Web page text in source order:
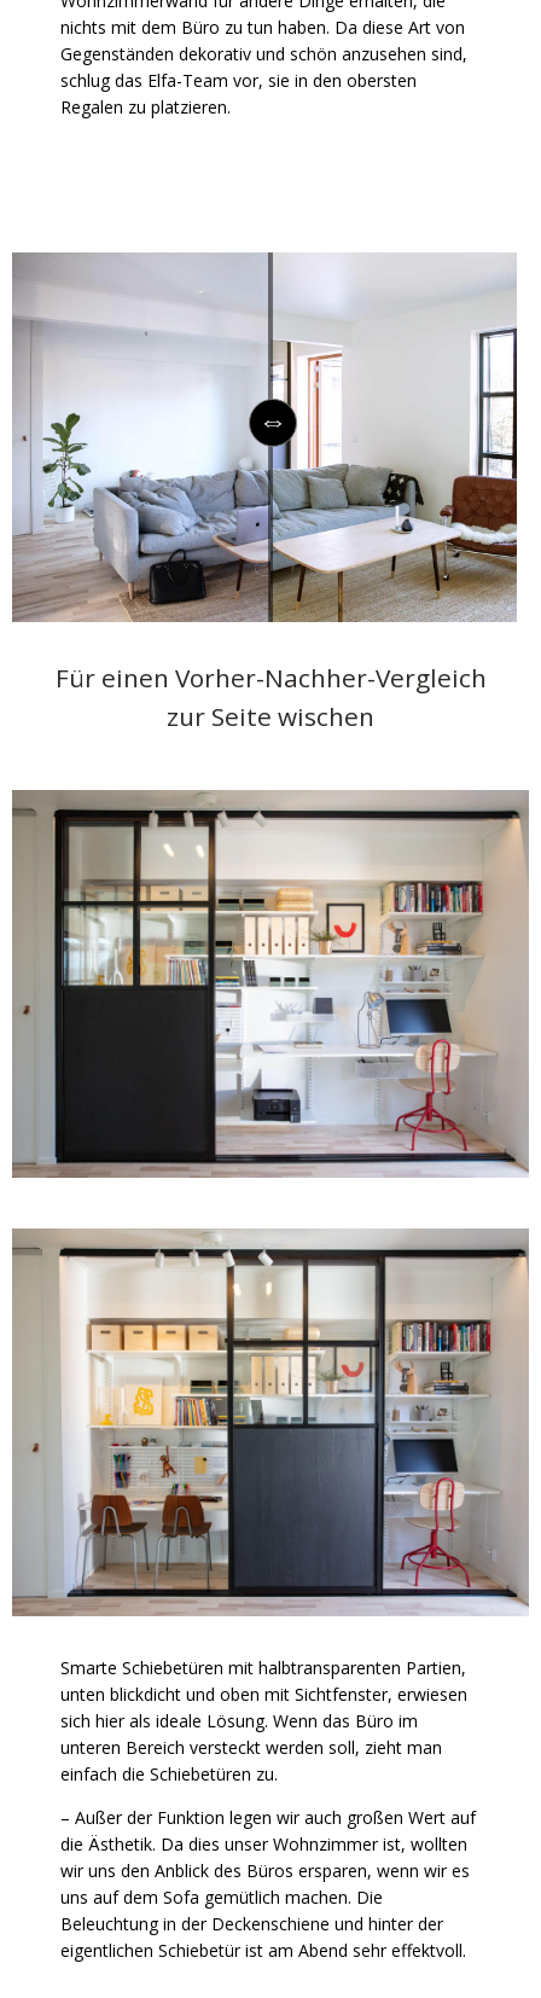
nichts mit dem Büro zu tun haben. Da diese Art von
Gegenständen dekorativ und schön anzusehen sind,
schlug das Elfa-Team vor, sie in den obersten
Regalen zu platzieren.
Für einen Vorher-Nachher-Vergleich
zur Seite wischen
Smarte Schiebetüren mit halbtransparenten Partien,
unten blickdicht und oben mit Sichtfenster, erwiesen
sich hier als ideale Lösung. Wenn das Büro im
unteren Bereich versteckt werden soll, zieht man
einfach die Schiebetüren zu.
– Außer der Funktion legen wir auch großen Wert auf
die Ästhetik. Da dies unser Wohnzimmer ist, wollten
wir uns den Anblick des Büros ersparen, wenn wir es
uns auf dem Sofa gemütlich machen. Die
Beleuchtung in der Deckenschiene und hinter der
eigentlichen Schiebetür ist am Abend sehr effektvoll.